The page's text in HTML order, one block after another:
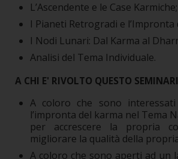
L’Ascendente e le Case Karmiche;
I Pianeti Retrogradi e l’Impronta
I Nodi Lunari: Dal Karma al
Analisi del Tema Individuale.
A CHI E' RIVOLTO QUESTO
A coloro che sono
l’impronta del karma nel Tema
per accrescere la propria
migliorare la qualità della
A coloro che sono aperti ad un